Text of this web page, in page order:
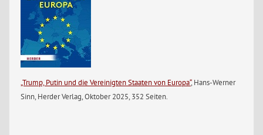
„Trump, Putin und die Vereinigten Staaten von Europa“, Hans-Werner
Sinn, Herder Verlag, Oktober 2025, 352 Seiten.